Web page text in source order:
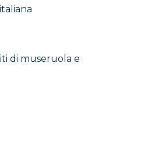
di entrambi le fazioni
trascinati dall’acqua a
di museruola e